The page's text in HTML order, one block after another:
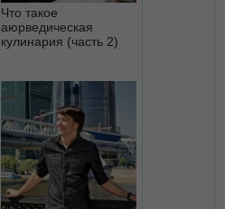
Что такое
аюрведическая
кулинария (часть 2)